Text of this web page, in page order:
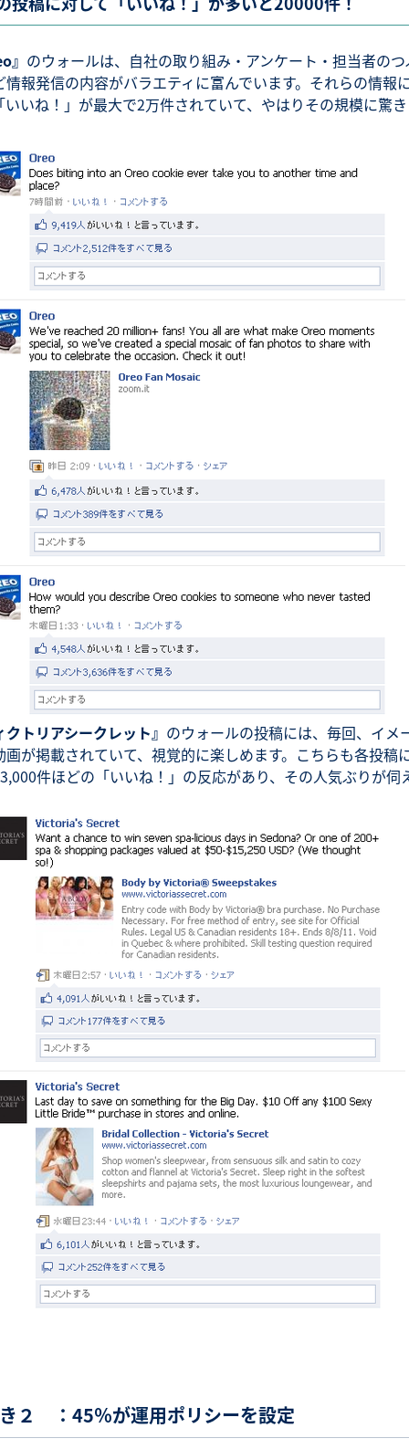
』 のウォールは、自社の取り組み・アンケート・担当者の
情報発信の内容がバラエティに富んでいます。それらの情報
いいね！」が最大で2万件されていて、やはりその規模に驚
トリアシークレット』 のウォールの投稿には、毎回、イメ
画が掲載されていて、視覚的に楽しめます。こちらも各投稿
件ほどの「いいね！」の反応があり、その人気ぶりが伺
２ ：45％が運用ポリシーを設定